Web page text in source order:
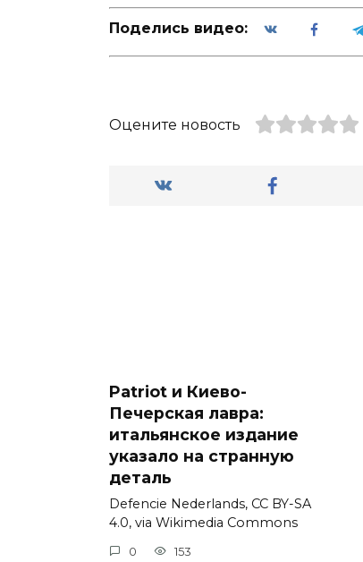
Поделись видео:
Оцените новость
Patriot и Киево-
Печерская лавра:
итальянское издание
указало на странную
деталь
Defencie Nederlands, CC BY-SA
4.0, via Wikimedia Commons
0 153